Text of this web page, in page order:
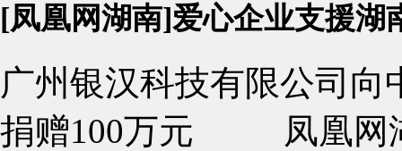
[凤凰网湖南]爱心企业支援湖
广州银汉科技有限公司
捐赠100万元 凤凰网湖